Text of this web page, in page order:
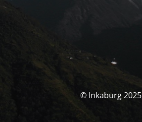
© Inkaburg 2025